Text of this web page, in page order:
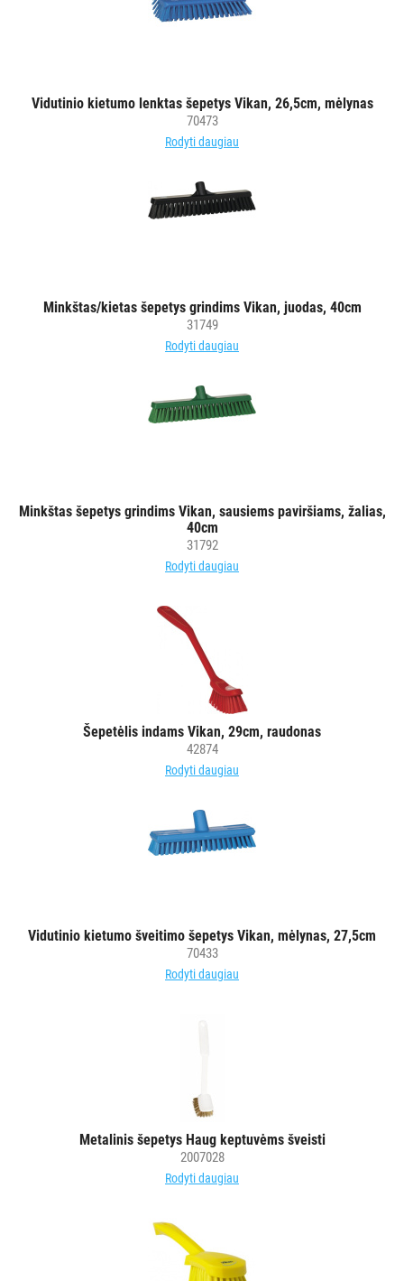
Vidutinio kietumo lenktas šepetys Vikan, 26,5cm, mėlynas
70473
Rodyti daugiau
Minkštas/kietas šepetys grindims Vikan, juodas, 40cm
31749
Rodyti daugiau
Minkštas šepetys grindims Vikan, sausiems paviršiams, žalias,
40cm
31792
Rodyti daugiau
Šepetėlis indams Vikan, 29cm, raudonas
42874
Rodyti daugiau
Vidutinio kietumo šveitimo šepetys Vikan, mėlynas, 27,5cm
70433
Rodyti daugiau
Metalinis šepetys Haug keptuvėms šveisti
2007028
Rodyti daugiau